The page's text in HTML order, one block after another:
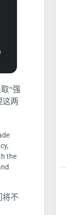
“强
这两
the
将不